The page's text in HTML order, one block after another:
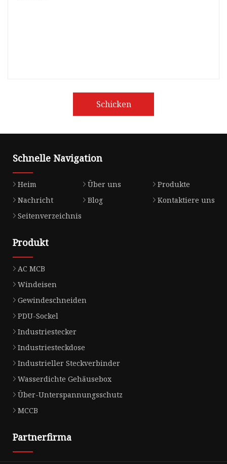
Schicken
Schnelle Navigation
Heim Über uns
Produkte
Nachricht
Blog
Kontaktiere uns
Seitenverzeichnis
Produkt
AC MCB
Windeisen
Gewindeschneiden
PDU-Sockel
Industriestecker
Industriesteckdose
Industrieller Steckverbinder
Wasserdichte Gehäusebox
Über-Unterspannungsschutz
MCCB
Partnerfirma